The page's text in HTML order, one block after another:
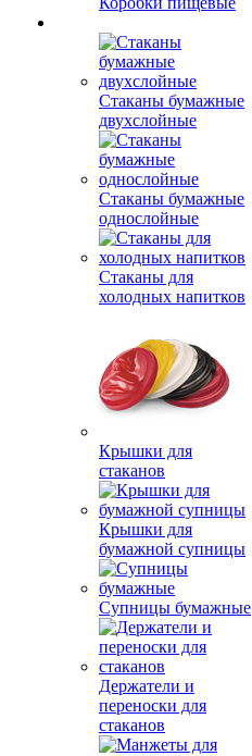
Стаканы бумажные
двухслойные
Стаканы бумажные
однослойные
Стаканы для
холодных напитков
Крышки для
стаканов
Крышки для
бумажной супницы
Супницы бумажные
Держатели и
переноски для
стаканов